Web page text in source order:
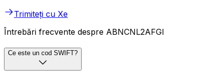
Trimiteți cu Xe
Întrebări frecvente despre ABNCNL2AFGI
Ce este un cod SWIFT?